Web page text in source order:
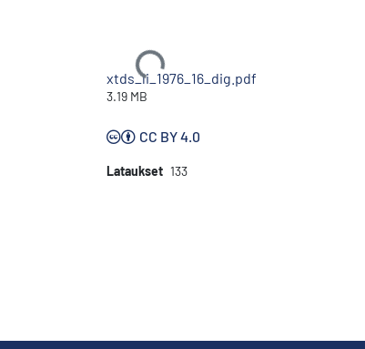
Ladataan...
xtds_li_1976_16_dig.pdf
3.19 MB
CC BY 4.0
Lataukset 133